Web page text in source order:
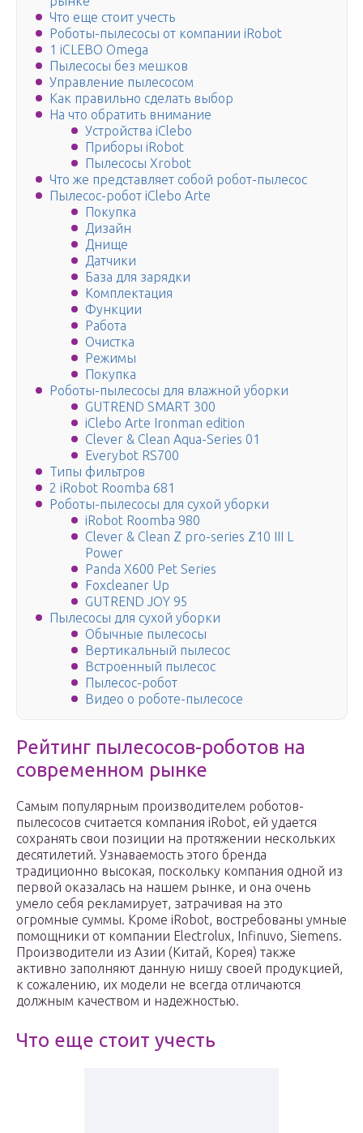
Что еще стоит учесть
Роботы-пылесосы от компании iRobot
1 iCLEBO Omega
Пылесосы без мешков
Управление пылесосом
Как правильно сделать выбор
На что обратить внимание
Устройства iClebo
Приборы iRobot
Пылесосы Xrobot
Что же представляет собой робот-пылесос
Пылесос-робот iClebo Arte
Покупка
Дизайн
Днище
Датчики
База для зарядки
Комплектация
Функции
Работа
Очистка
Режимы
Покупка
Роботы-пылесосы для влажной уборки
GUTREND SMART 300
iClebo Arte Ironman edition
Clever & Clean Aqua-Series 01
Everybot RS700
Типы фильтров
2 iRobot Roomba 681
Роботы-пылесосы для сухой уборки
iRobot Roomba 980
Clever & Clean Z pro-series Z10 III L
Power
Panda X600 Pet Series
Foxcleaner Up
GUTREND JOY 95
Пылесосы для сухой уборки
Обычные пылесосы
Вертикальный пылесос
Встроенный пылесос
Пылесос-робот
Видео о роботе-пылесосе
Рейтинг пылесосов-роботов на
современном рынке
Самым популярным производителем роботов-
пылесосов считается компания iRobot, ей удается
сохранять свои позиции на протяжении нескольких
десятилетий. Узнаваемость этого бренда
традиционно высокая, поскольку компания одной из
первой оказалась на нашем рынке, и она очень
умело себя рекламирует, затрачивая на это
огромные суммы. Кроме iRobot, востребованы умные
помощники от компании Electrolux, Infinuvo, Siemens.
Производители из Азии (Китай, Корея) также
активно заполняют данную нишу своей продукцией,
к сожалению, их модели не всегда отличаются
должным качеством и надежностью.
Что еще стоит учесть